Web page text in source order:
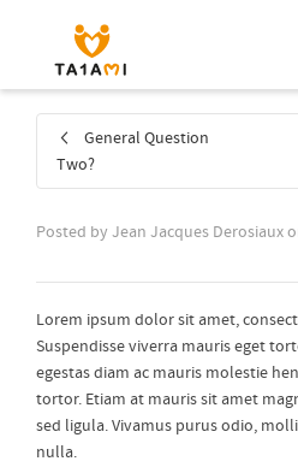
General Question
Two?
Posted by Jean Jacques Derosiaux
Lorem ipsum dolor sit amet,
Suspendisse viverra mauris eget
egestas diam ac mauris molestie
tortor. Etiam at mauris sit amet
sed ligula. Vivamus purus odio,
nulla.